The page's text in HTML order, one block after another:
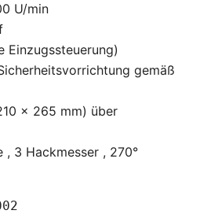
U/min
Einzugssteuerung)
gemäß
x 265 mm) über
3 Hackmesser , 270°